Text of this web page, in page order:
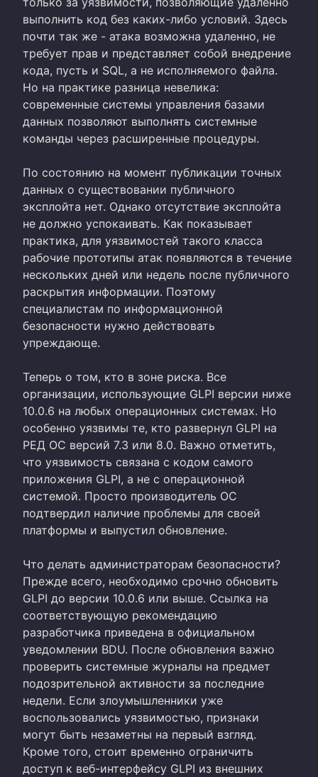
выполнить код без каких-либо условий. Здесь
почти так же - атака возможна удаленно, не
требует прав и представляет собой внедрение
кода, пусть и SQL, а не исполняемого файла.
Но на практике разница невелика:
современные системы управления базами
данных позволяют выполнять системные
команды через расширенные процедуры.
По состоянию на момент публикации точных
данных о существовании публичного
эксплойта нет. Однако отсутствие эксплойта
не должно успокаивать. Как показывает
практика, для уязвимостей такого класса
рабочие прототипы атак появляются в течение
нескольких дней или недель после публичного
раскрытия информации. Поэтому
специалистам по информационной
безопасности нужно действовать
упреждающе.
Теперь о том, кто в зоне риска. Все
организации, использующие GLPI версии ниже
10.0.6 на любых операционных системах. Но
особенно уязвимы те, кто развернул GLPI на
РЕД ОС версий 7.3 или 8.0. Важно отметить,
что уязвимость связана с кодом самого
приложения GLPI, а не с операционной
системой. Просто производитель ОС
подтвердил наличие проблемы для своей
платформы и выпустил обновление.
Что делать администраторам безопасности?
Прежде всего, необходимо срочно обновить
GLPI до версии 10.0.6 или выше. Ссылка на
соответствующую рекомендацию
разработчика приведена в официальном
уведомлении BDU. После обновления важно
проверить системные журналы на предмет
подозрительной активности за последние
недели. Если злоумышленники уже
воспользовались уязвимостью, признаки
могут быть незаметны на первый взгляд.
Кроме того, стоит временно ограничить
доступ к веб-интерфейсу GLPI из внешних